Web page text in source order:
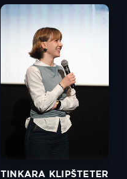
TINKARA KLIPŠTETER